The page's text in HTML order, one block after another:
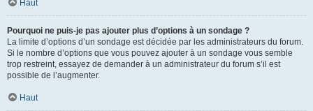
Haut
Pourquoi ne puis-je pas ajouter plus d’options à un sondage ?
La limite d’options d’un sondage est décidée par les administrateurs du forum.
Si le nombre d’options que vous pouvez ajouter à un sondage vous semble
trop restreint, essayez de demander à un administrateur du forum s’il est
possible de l’augmenter.
Haut